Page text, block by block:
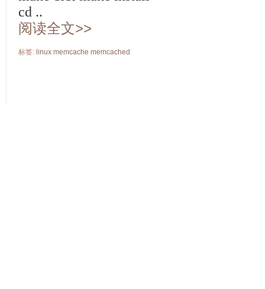
cd ..
阅读全文>>
标签: linux memcache memcached